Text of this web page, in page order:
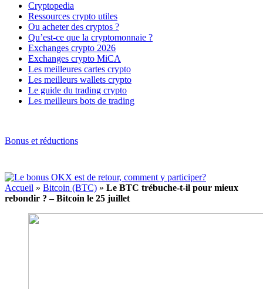
Cryptopedia
Ressources crypto utiles
Ou acheter des cryptos ?
Qu’est-ce que la cryptomonnaie ?
Exchanges crypto 2026
Exchanges crypto MiCA
Les meilleures cartes crypto
Les meilleurs wallets crypto
Le guide du trading crypto
Les meilleurs bots de trading
Bonus et réductions
Accueil » Bitcoin (BTC) » Le BTC trébuche-t-il pour mieux
rebondir ? – Bitcoin le 25 juillet